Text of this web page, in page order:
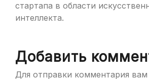
стартапа в области
интеллекта.
Добавить
Для отправки комментария